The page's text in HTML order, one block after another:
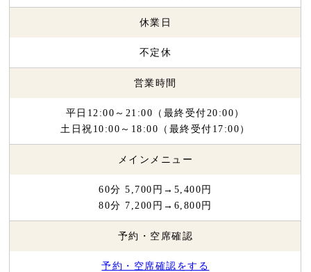
休業日
不定休
営業時間
平日12:00～21:00（最終受付20:00）
土日祝10:00～18:00（最終受付17:00）
メインメニュー
60分 5,700円→5,400円
80分 7,200円→6,800円
予約・空席確認
予約・空席確認をする